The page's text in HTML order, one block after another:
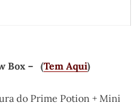
Box – (Tem Aqui)
do Prime Potion + Mini